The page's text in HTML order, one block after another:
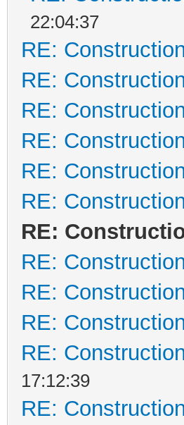
22:04:37
RE:
RE:
RE:
RE:
RE:
RE:
RE:
RE:
RE:
RE:
RE:
17:12:39
RE: